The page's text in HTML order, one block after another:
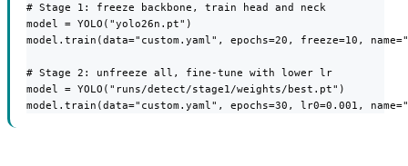
# Stage 1: freeze backbone, train head and neck
model = YOLO("yolo26n.pt")
model.train(data="custom.yaml", epochs=20, freeze=10,
# Stage 2: unfreeze all, fine-tune with lower lr
model = YOLO("runs/detect/stage1/weights/best.pt")
model.train(data="custom.yaml", epochs=30, lr0=0.001,